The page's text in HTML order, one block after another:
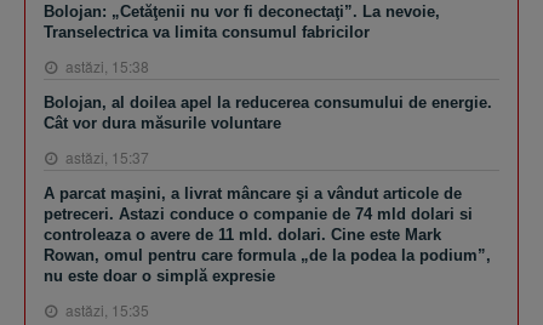
Bolojan: „Cetăţenii nu vor fi deconectaţi”. La nevoie,
Transelectrica va limita consumul fabricilor
astăzi, 15:38
Bolojan, al doilea apel la reducerea consumului de energie.
Cât vor dura măsurile voluntare
astăzi, 15:37
A parcat maşini, a livrat mâncare şi a vândut articole de
petreceri. Astazi conduce o companie de 74 mld dolari si
controleaza o avere de 11 mld. dolari. Cine este Mark
Rowan, omul pentru care formula „de la podea la podium”,
nu este doar o simplă expresie
astăzi, 15:35